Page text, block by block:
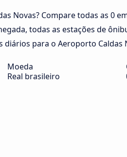
Novas? Compare todas as 0
todas as estações de
para o Aeroporto Caldas
Moeda
Real brasileiro